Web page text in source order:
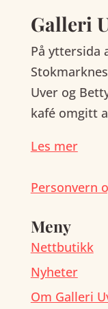
Galleri
På yttersida
Uver og
kafé omgitt
Les mer
Personvern
Meny
Nettbutikk
Nyheter
Om Galleri